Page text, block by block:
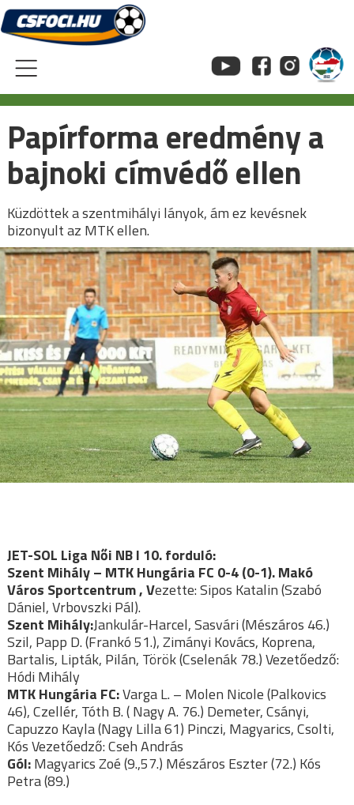
Skip
to
content
Papírforma eredmény a
bajnoki címvédő ellen
Küzdöttek a szentmihályi lányok, ám ez kevésnek
bizonyult az MTK ellen.
JET-SOL Liga Női NB I 10. forduló:
Szent Mihály – MTK Hungária FC 0-4 (0-1).Makó
Város Sportcentrum , Vezette: Sipos Katalin (Szabó
Dániel, Vrbovszki Pál).
Szent Mihály:Jankulár-Harcel, Sasvári (Mészáros 46.)
Szil, Papp D. (Frankó 51.), Zimányi Kovács, Koprena,
Bartalis, Lipták, Pilán, Török (Cselenák 78.) Vezetőedző:
Hódi Mihály
MTK Hungária FC:Varga L. – Molen Nicole (Palkovics
46), Czellér, Tóth B. ( Nagy A. 76.) Demeter, Csányi,
Capuzzo Kayla (Nagy Lilla 61) Pinczi, Magyarics, Csolti,
Kós Vezetőedző: Cseh András
Gól:Magyarics Zoé (9.,57.) Mészáros Eszter (72.) Kós
Petra (89.)